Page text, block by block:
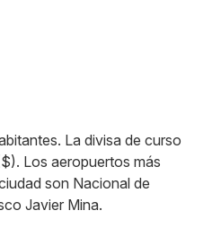
La divisa de curso
Los aeropuertos más
son Nacional de
Javier Mina.